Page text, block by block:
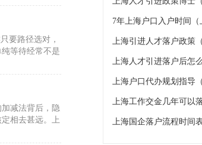
要路径选对，
等待经常不是
减法背后，隐
相去甚远。上
7年上海户口入户时间（
上海引进人才落户政策
上海人才引进落户后怎
上海户口代办规划指导
上海工作交金几年可以
上海国企落户流程时间